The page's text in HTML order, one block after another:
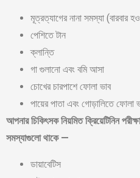
মূত্রত্যাগের নানা সমস্যা (বারবার
পেশিতে টান
ক্লান্তি
গা গুলানো এবং বমি আসা
চোখের চারপাশে ফোলা ভাব
পায়ের পাতা এবং গোড়ালিতে ফোলা
আপনার চিকিৎসক নিয়মিত ক্রিয়েটিনিন
সমস্যাগুলো থাকে —
ডায়াবেটিস